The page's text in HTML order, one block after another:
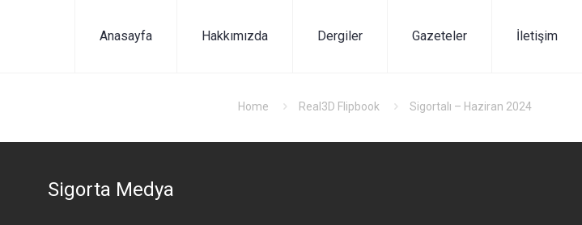
Anasayfa Hakkımızda Dergiler Gazeteler İletişim
Home Real3D Flipbook Sigortalı – Haziran 2024
Sigorta Medya